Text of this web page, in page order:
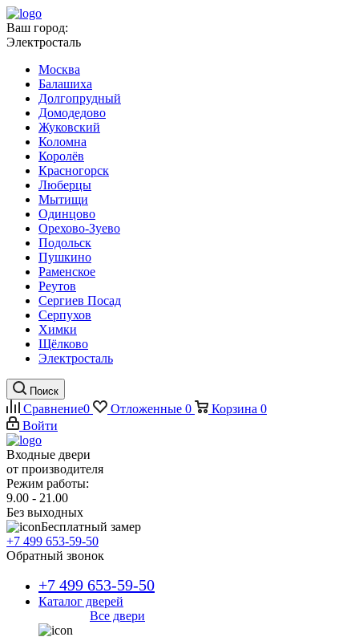
Ваш город:
Электросталь
Москва
Балашиха
Долгопрудный
Домодедово
Жуковский
Коломна
Королёв
Красногорск
Люберцы
Мытищи
Одинцово
Орехово-Зуево
Подольск
Пушкино
Раменское
Реутов
Сергиев Посад
Серпухов
Химки
Щёлково
Электросталь
Поиск
Сравнение0 Отложенные 0 Корзина 0
Войти
Входные двери
от производителя
Режим работы:
9.00 - 21.00
Без выходных
Бесплатный замер
+7 499 653-59-50
Обратный звонок
+7 499 653-59-50
Каталог дверей
Все двери